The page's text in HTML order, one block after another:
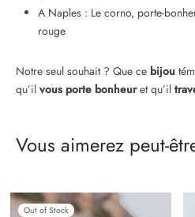
A Naples : Le corno, porte-
rouge
Notre seul souhait ? Que ce bijou
qu’il vous porte bonheuret qu’il
Vous aimerez peut-
Out of Stock